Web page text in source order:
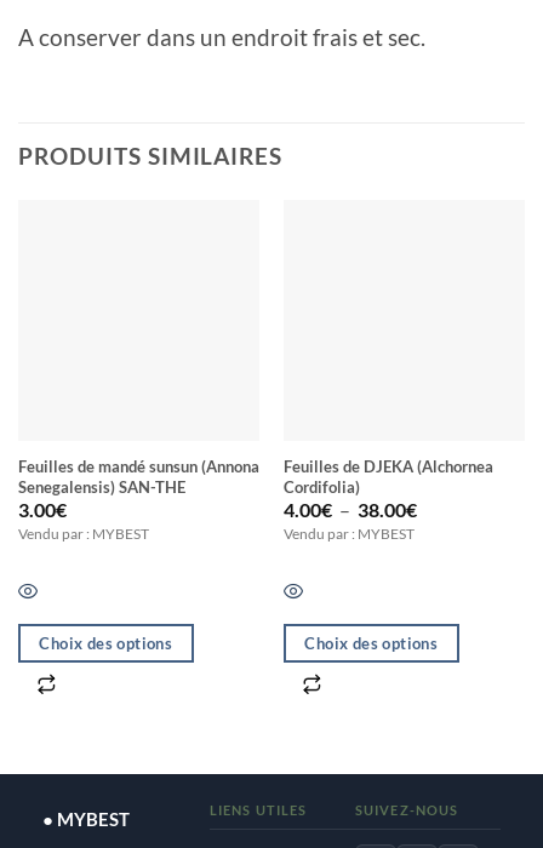
A conserver dans un endroit frais et sec.
PRODUITS SIMILAIRES
Feuilles de mandé sunsun (Annona
Senegalensis) SAN-THE
3.00€
Vendu par : MYBEST
Choix des options
plusieurs
Feuilles de DJEKA (Alchornea
Cordifolia)
4.00€ – 38.00€Plage
Vendu par : MYBEST
Choix des options
plusieurs
variations.
● MYBEST LIENS UTILES SUIVEZ-NOUS